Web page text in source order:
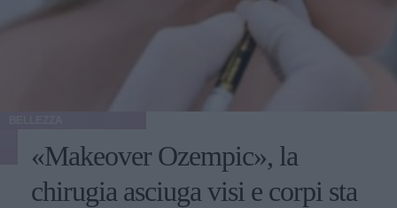
«Makeover Ozempic», la
chirugia asciuga visi e corpi sta